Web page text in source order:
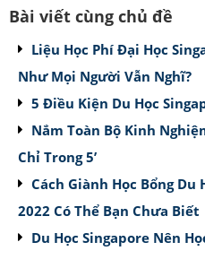
Bài viết cùng chủ đề
Liệu Học Phí Đại Học
Như Mọi Người Vẫn Nghĩ?
5 Điều Kiện Du Học
Nắm Toàn Bộ Kinh
Chỉ Trong 5’
Cách Giành Học Bổng Du
2022 Có Thể Bạn Chưa Biết
Du Học Singapore Nên